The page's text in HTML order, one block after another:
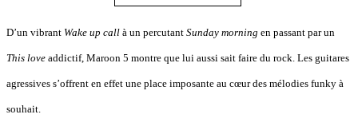
D’un vibrant Wake up call à un percutant Sunday morning en passant par un
This love addictif, Maroon 5 montre que lui aussi sait faire du rock. Les guitares
agressives s’offrent en effet une place imposante au cœur des mélodies funky à
souhait.